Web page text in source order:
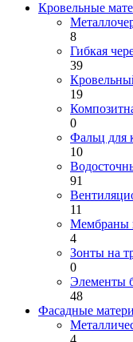
Кровельные
8
Гибкая
39
19
0
Фальц для
10
91
11
Мембраны
4
Зонты на
0
Элементы
48
Фасадные
4